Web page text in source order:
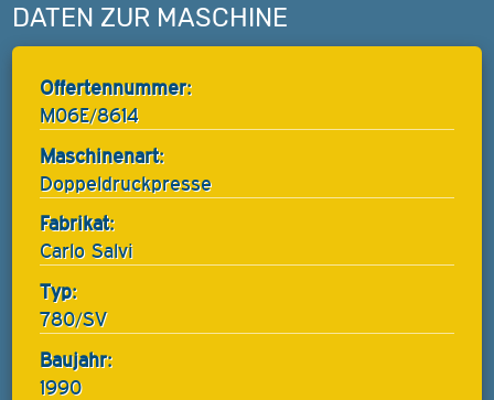
DATEN ZUR MASCHINE
Offertennummer:
M06E/8614
Maschinenart:
Doppeldruckpresse
Fabrikat:
Carlo Salvi
Typ:
780/SV
Baujahr:
1990